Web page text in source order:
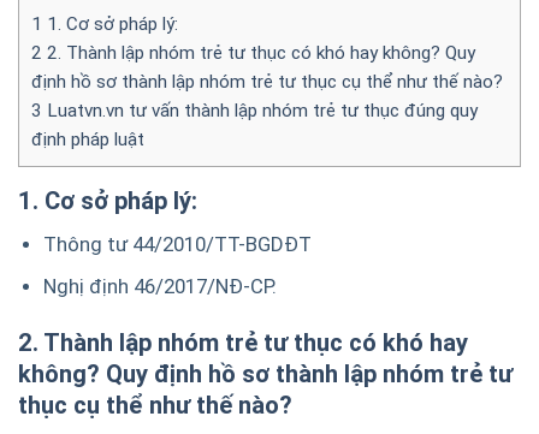
1 1. Cơ sở pháp lý:
2 2. Thành lập nhóm trẻ tư thục có khó hay không? Quy
định hồ sơ thành lập nhóm trẻ tư thục cụ thể như thế nào?
3 Luatvn.vn tư vấn thành lập nhóm trẻ tư thục đúng quy
định pháp luật
1. Cơ sở pháp lý:
Thông tư 44/2010/TT-BGDĐT
Nghị định 46/2017/NĐ-CP.
2. Thành lập nhóm trẻ tư thục có khó hay
không? Quy định hồ sơ thành lập nhóm trẻ tư
thục cụ thể như thế nào?